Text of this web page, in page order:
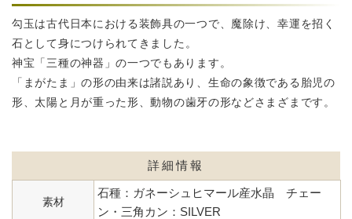
勾玉は古代日本における装飾具の一つで、魔除け、幸運を招く
石として身につけられてきました。
神宝「三種の神器」の一つでもあります。
「まがたま」の形の由来は諸説あり、生命の象徴である胎児の
形、 太陽と月が重った形、動物の歯牙の形などさまざまです。
詳細情報
素材
石種：ガネーシュヒマール産水晶 チェー
ン・三角カン：SILVER